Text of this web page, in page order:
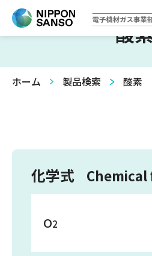
酸
ホーム 製品検索 酸素
化学式
O2